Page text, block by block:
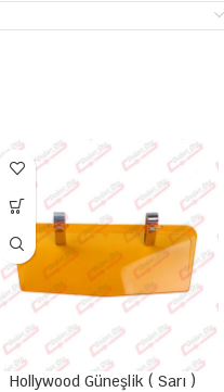
Hollywood Güneşlik ( Sarı )